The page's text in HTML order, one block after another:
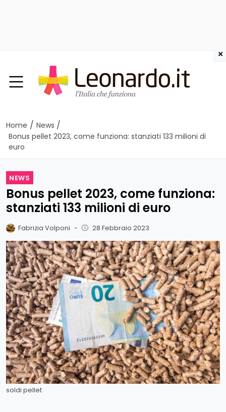
Home / News /
Bonus pellet 2023, come funziona: stanziati 133 milioni di
euro
NEWS
Bonus pellet 2023, come funziona:
stanziati 133 milioni di euro
Fabrizia Volponi - 28 Febbraio 2023
soldi pellet
×